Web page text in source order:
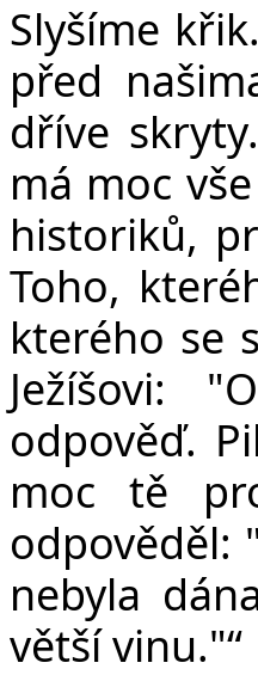
Slyšíme
před
dříve
má moc
historiků,
Toho,
kterého se
Ježíšovi:
odpověď.
moc tě
odpověděl:
nebyla
větší vinu."“